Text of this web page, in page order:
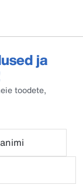
ja
toodete,